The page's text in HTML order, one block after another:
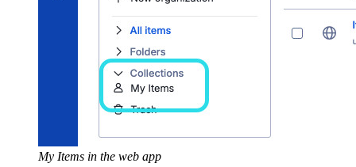
My Items in the web app